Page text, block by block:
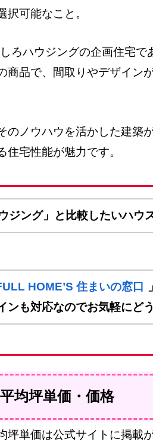
択可能なこと。
ろハウジングの企画住宅で
商品で、間取りやデザイン
のノウハウを活かした建築
宅性能が魅力です。
ジング」と比較したいハウ
HOME’S 住まいの窓口
ンも対応なのでお気軽にど
均坪単価・価格
坪単価は公式サイトに掲載